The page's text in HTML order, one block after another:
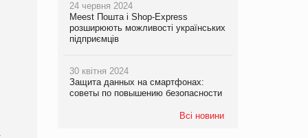
24 червня 2024
Meest Пошта і Shop-Express
розширюють можливості українських
підприємців
30 квітня 2024
Защита данных на смартфонах:
советы по повышению безопасности
Всі новини